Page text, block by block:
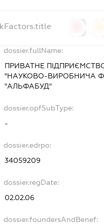
dossier.fullName:
ПРИВАТНЕ
"НАУКОВО-ВИРОБНИЧА
"АЛЬФАБУД"
dossier.opfSubType:
-
dossier.edrpo:
34059209
dossier.regDate:
02.02.06
dossier.foundersAndBenef: